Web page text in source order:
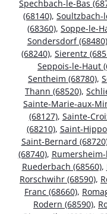
Spechbach-le-Bas
(68140), Soultzbach-
(68360), Soppe-le-
Sondersdorf (68480)
(68240), Sierentz
Seppois-le-Haut
Sentheim (68780),
Thann (68520),
Sainte-Marie-aux-
(68127), Sainte-
(68210), Saint-
Saint-Bernard
(68740),
Ruederbach (68560),
Rorschwihr (68590),
Franc (68660),
Rodern (68590),